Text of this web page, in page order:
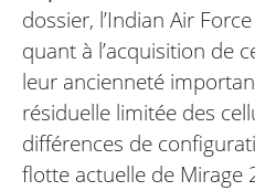
dossier, l’Indian Air
quant à l’acquisition de
leur ancienneté
résiduelle limitée des
différences de
flotte actuelle de Mirage